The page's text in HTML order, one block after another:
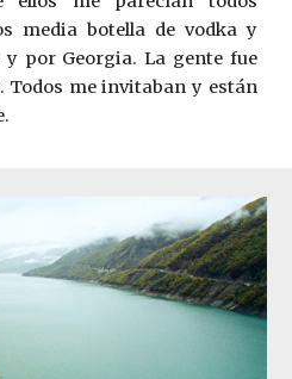
media botella de vodka y
por Georgia. La gente fue
me invitaban y están